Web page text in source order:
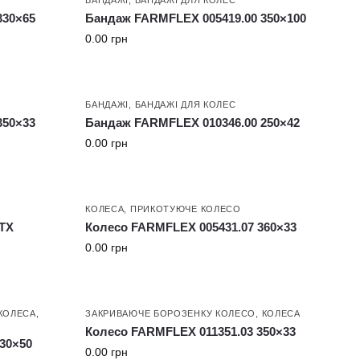
Бандаж FARMFLEX 005419.00 350×100
0.00 грн
БАНДАЖІ БАНДАЖІ ДЛЯ КОЛЕС
Бандаж FARMFLEX 010346.00 250×42
0.00 грн
КОЛЕСА ПРИКОТУЮЧЕ КОЛЕСО
Колесо FARMFLEX 005431.07 360×33
0.00 грн
ЗАКРИВАЮЧЕ БОРОЗЕНКУ КОЛЕСО КОЛЕСА
Колесо FARMFLEX 011351.03 350×33
0.00 грн